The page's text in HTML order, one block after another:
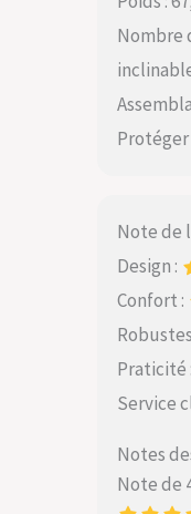
Nombre
Protéger
Note de
Design :
Confort :
Praticité :
Service
Notes
Note de